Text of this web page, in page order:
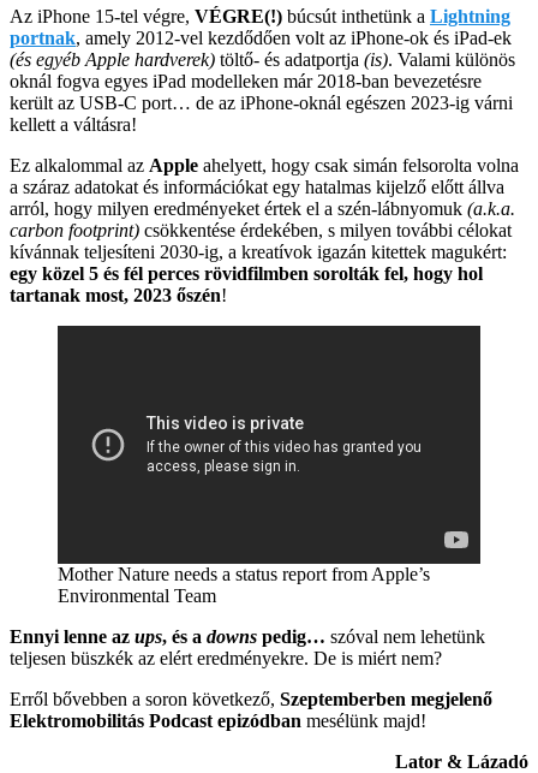
Az iPhone 15-tel végre, VÉGRE(!) búcsút inthetünk a Lightning
portnak, amely 2012-vel kezdődően volt az iPhone-ok és iPad-ek
(és egyéb Apple hardverek) töltő- és adatportja (is). Valami különös
oknál fogva egyes iPad modelleken már 2018-ban bevezetésre
került az USB-C port… de az iPhone-oknál egészen 2023-ig várni
kellett a váltásra!
Ez alkalommal az Apple ahelyett, hogy csak simán felsorolta volna
a száraz adatokat és információkat egy hatalmas kijelző előtt állva
arról, hogy milyen eredményeket értek el a szén-lábnyomuk (a.k.a.
carbon footprint) csökkentése érdekében, s milyen további célokat
kívánnak teljesíteni 2030-ig, a kreatívok igazán kitettek magukért:
egy közel 5 és fél perces rövidfilmben sorolták fel, hogy hol
tartanak most, 2023 őszén!
Mother Nature needs a status report from Apple’s
Environmental Team
Ennyi lenne az ups, és a downs pedig… szóval nem lehetünk
teljesen büszkék az elért eredményekre. De is miért nem?
Erről bővebben a soron következő, Szeptemberben megjelenő
Elektromobilitás Podcast epizódban mesélünk majd!
Lator & Lázadó